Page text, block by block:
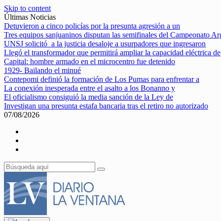
Skip to content
Últimas Noticias
Detuvieron a cinco policías por la presunta agresión a un
Tres equipos sanjuaninos disputan las semifinales del Campeonato
UNSJ solicitó a la justicia desaloje a usurpadores que ingresaron
Llegó el transformador que permitirá ampliar la capacidad eléctrica de
Capital: hombre armado en el microcentro fue detenido
1929- Bailando el minué
Contepomi definió la formación de Los Pumas para enfrentar a
La conexión inesperada entre el asalto a los Bonanno y
El oficialismo consiguió la media sanción de la Ley de
Investigan una presunta estafa bancaria tras el retiro no autorizado
07/08/2026